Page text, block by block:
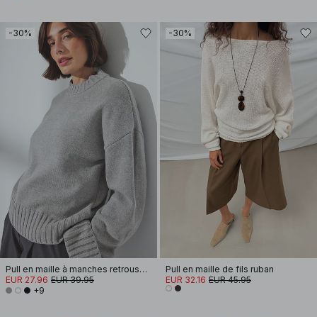
-30%
Pull en maille à manches retroussées
EUR 27.96 EUR 39.95
+9
-30%
Pull en maille de fils ruban
EUR 32.16 EUR 45.95